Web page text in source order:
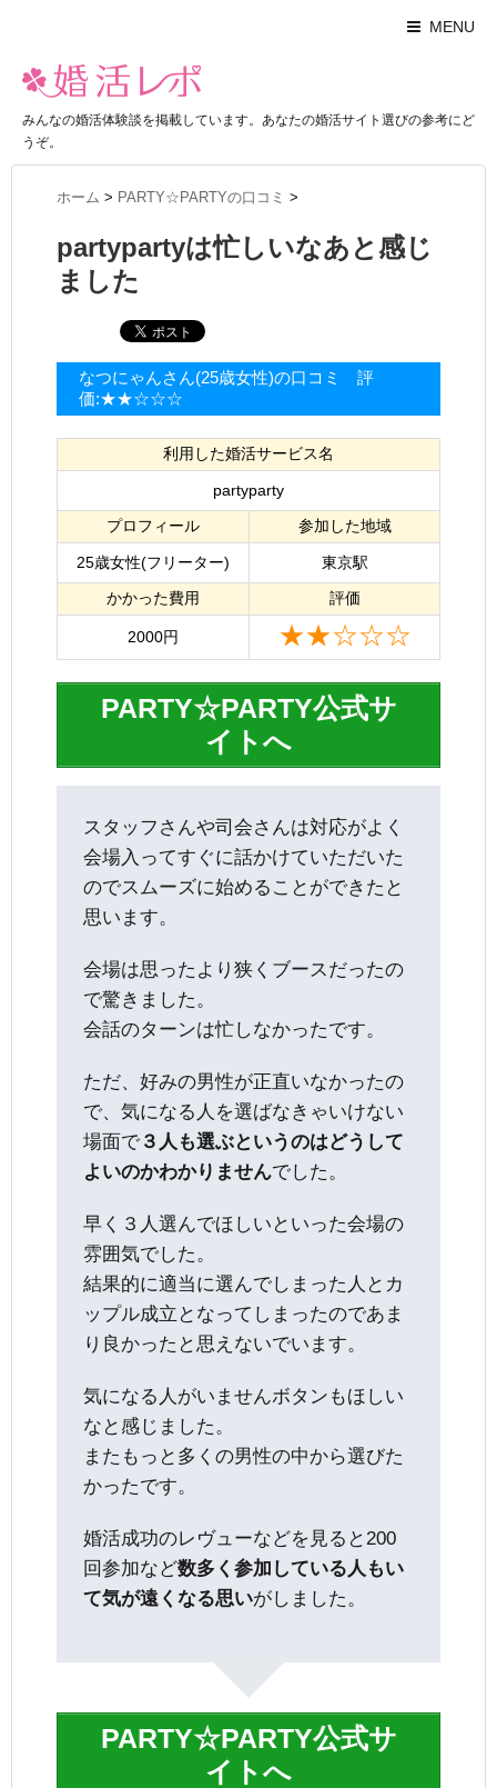
MENU
みんなの婚活体験談を掲載しています。あなたの婚活サイト選びの参考にど
うぞ。
ホーム > PARTY☆PARTYの口コミ >
partypartyは忙しいなあと感じ
ました
なつにゃんさん(25歳女性)の口コミ 評
価:★★☆☆☆
利用した婚活サービス名
partyparty
プロフィール
参加した地域
25歳女性(フリーター)
東京駅
かかった費用
評価
2000円 ★★☆☆☆
PARTY☆PARTY公式サ
イトへ
スタッフさんや司会さんは対応がよく
会場入ってすぐに話かけていただいた
のでスムーズに始めることができたと
思います。
会場は思ったより狭くブースだったの
で驚きました。
会話のターンは忙しなかったです。
ただ、好みの男性が正直いなかったの
で、気になる人を選ばなきゃいけない
場面で ３人も選ぶというのはどうして
よいのかわかりませんでした。
早く３人選んでほしいといった会場の
雰囲気でした。
結果的に適当に選んでしまった人とカ
ップル成立となってしまったのであま
り良かったと思えないでいます。
気になる人がいませんボタンもほしい
なと感じました。
またもっと多くの男性の中から選びた
かったです。
婚活成功のレヴューなどを見ると200
回参加など数多く参加している人もい
て気が遠くなる思いがしました。
PARTY☆PARTY公式サ
イトへ